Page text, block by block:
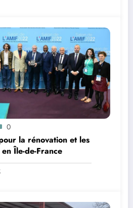
0
la rénovation et les
Île-de-France